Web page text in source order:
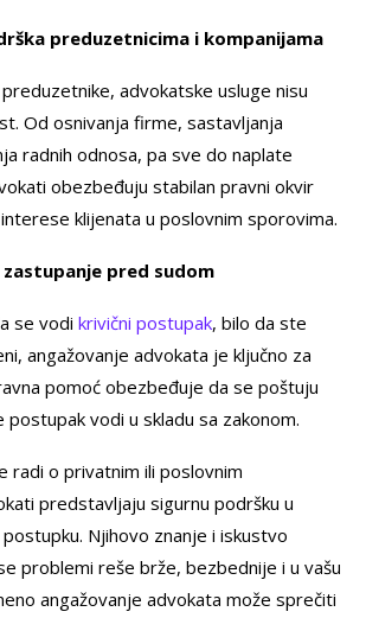
preduzetnicima i kompanijama
advokatske usluge nisu
Od osnivanja firme, sastavljanja
radnih odnosa, pa sve do naplate
obezbeđuju stabilan pravni okvir
klijenata u poslovnim sporovima.
pred sudom
se vodi krivični postupak, bilo da ste
angažovanje advokata je ključno za
pomoć obezbeđuje da se poštuju
postupak vodi u skladu sa zakonom.
radi o privatnim ili poslovnim
predstavljaju sigurnu podršku u
Njihovo znanje i iskustvo
problemi reše brže, bezbednije i u vašu
angažovanje advokata može sprečiti